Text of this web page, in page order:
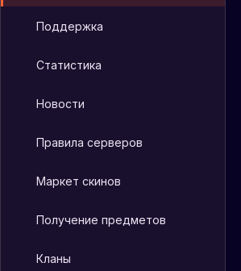
Поддержка
Статистика
Новости
Правила серверов
Маркет скинов
Получение предметов
Кланы